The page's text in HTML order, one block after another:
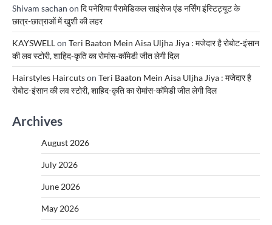
Shivam sachan on दि पनेशिया पैरामेडिकल साइंसेज एंड नर्सिंग इंस्टिट्यूट के
छात्र-छात्राओं में खुशी की लहर
KAYSWELLon Teri Baaton Mein Aisa Uljha Jiya : मजेदार है रोबोट-इंसान
की लव स्टोरी, शाहिद-कृति का रोमांस-कॉमेडी जीत लेगी दिल
Hairstyles Haircutson Teri Baaton Mein Aisa Uljha Jiya : मजेदार है
रोबोट-इंसान की लव स्टोरी, शाहिद-कृति का रोमांस-कॉमेडी जीत लेगी दिल
Archives
August 2026
July 2026
June 2026
May 2026